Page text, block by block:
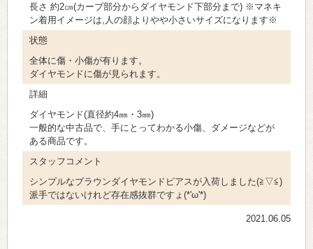
長さ 約2㎝(カーブ部分からダイヤモンド下部分まで) ※マネキ
ン着用イメージは,人の顔よりやや小さいサイズになります※
状態
全体に傷・小傷が有ります。
ダイヤモンドに傷が見られます。
詳細
ダイヤモンド(直径約4㎜・3㎜)
一般的な中古品で、手にとってわかる小傷、ダメージなどが
ある商品です。
スタッフコメント
シンプルなブラウンダイヤモンドピアスが入荷しました(≧▽≦)
派手ではないけれど存在感抜群ですょ(*'ω'*)
2021.06.05